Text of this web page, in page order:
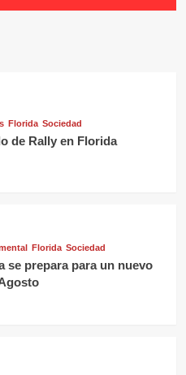
Florida Sociedad
de Rally en Florida
Florida Sociedad
se prepara para un nuevo